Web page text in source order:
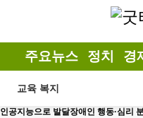
주요뉴스 정치 경
교육 복지
인공지능으로 발달장애인 행동·심리